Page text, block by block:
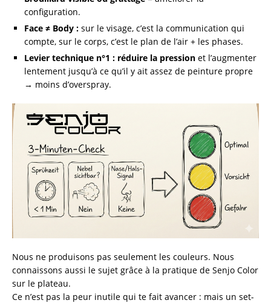
configuration.
Face ≠ Body : sur le visage, c’est la communication qui
compte, sur le corps, c’est le plan de l’air + les phases.
Levier technique n°1 : réduire la pression et l’augmenter
lentement jusqu’à ce qu’il y ait assez de peinture propre
→ moins d’overspray.
Nous ne produisons pas seulement les couleurs. Nous
connaissons aussi le sujet grâce à la pratique de Senjo Color
sur le plateau.
Ce n’est pas la peur inutile qui te fait avancer : mais un set-